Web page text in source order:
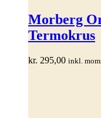
har
Morberg
Termokrus
kr. 295,00 inkl.